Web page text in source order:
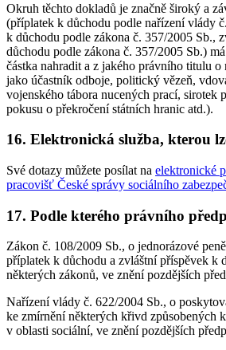
Okruh těchto dokladů je značně široký a
(příplatek k důchodu podle nařízení vlády
k důchodu podle zákona č. 357/2005 Sb.,
důchodu podle zákona č. 357/2005 Sb.)
částka nahradit a z jakého právního titulu o
jako účastník odboje, politický vězeň,
vojenského tábora nucených prací, sirotek
pokusu o překročení státních hranic atd.).
16. Elektronická služba, kterou
Své dotazy můžete posílat na elektronické
pracovišť České správy sociálního
17. Podle kterého právního
Zákon č. 108/2009 Sb., o jednorázové
příplatek k důchodu a zvláštní příspěvek k
některých zákonů, ve znění pozdějších
Nařízení vlády č. 622/2004 Sb., o
ke zmírnění některých křivd způsobených
v oblasti sociální, ve znění pozdějších